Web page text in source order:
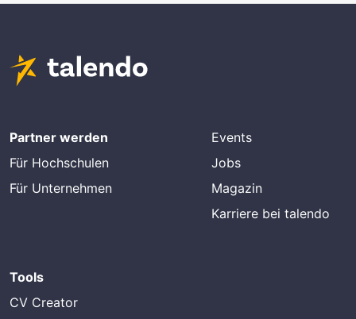
Partner werden
Für Hochschulen
Für Unternehmen
Events
Jobs
Magazin
Karriere bei talendo
Tools
CV Creator